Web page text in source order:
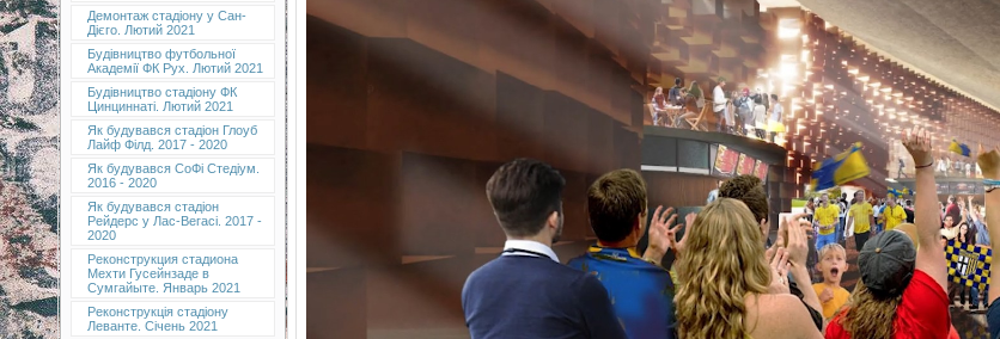
Демонтаж стадіону у Сан-
Дієго. Лютий 2021
Будівництво футбольної
Академії ФК Рух. Лютий 2021
Будівництво стадіону ФК
Цинциннаті. Лютий 2021
Як будувався стадіон Глоуб
Лайф Філд. 2017 - 2020
Як будувався СоФі Стедіум.
2016 - 2020
Як будувався стадіон
Рейдерс у Лас-Вегасі. 2017 -
2020
Реконструкция стадиона
Мехти Гусейнзаде в
Сумгайыте. Январь 2021
Реконструкція стадіону
Леванте. Січень 2021